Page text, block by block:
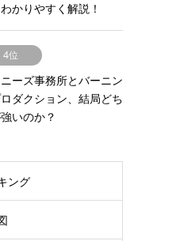
かりやすく解説！
4位
ーズ事務所とバーニン
ダクション、結局どち
いのか？
ング